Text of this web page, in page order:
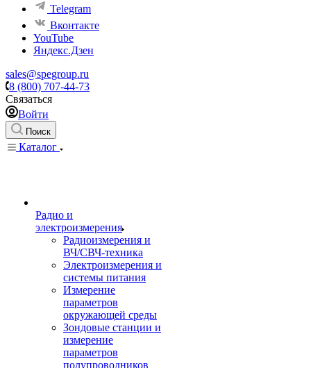
Telegram
Вконтакте
YouTube
Яндекс.Дзен
sales@spegroup.ru
8 (800) 707-44-73
Связаться
Войти
Поиск
Каталог
Радио и
электроизмерения
Радиоизмерения и
ВЧ/СВЧ-техника
Электроизмерения и
системы питания
Измерение
параметров
окружающей среды
Зондовые станции и
измерение
параметров
полупроводников